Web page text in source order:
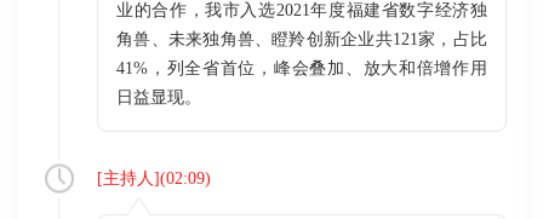
业的合作，我市入选2021年度福建省数字经济独
角兽、未来独角兽、瞪羚创新企业共121家，占比
41%，列全省首位，峰会叠加、放大和倍增作用
日益显现。
[主持人](02:09)